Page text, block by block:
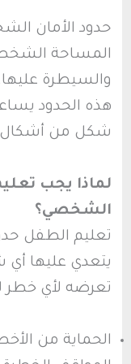
حدود الأمان
المساحة
والسيطرة
هذه الحدود
شكل من أشكال
لماذا يجب
الشخصي؟
تعليم الطفل
يتعدي عليها
تعرضه لأي خطر
الحماية من